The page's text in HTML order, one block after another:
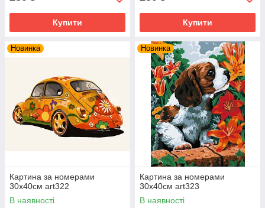
Купити Купити
Новинка
Картина за номерами
30х40см art322
В наявності
Новинка
Картина за номерами
30х40см art323
В наявності